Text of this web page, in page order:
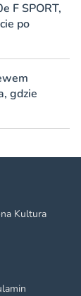
F SPORT,
po
gdzie
Kultura